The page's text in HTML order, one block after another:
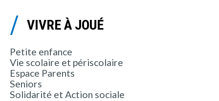
VIVRE À JOUÉ
Petite enfance
Vie scolaire et périscolaire
Espace Parents
Seniors
Solidarité et Action sociale